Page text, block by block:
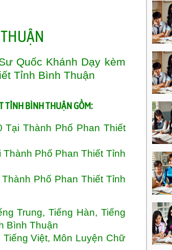
Quốc Khánh Dạy kèm
Tỉnh Bình Thuận
TỈNH BÌNH THUẬN GỒM:
Thành Phố Phan Thiết
Phố Phan Thiết Tỉnh
Phố Phan Thiết Tỉnh
Trung, Tiếng Hàn, Tiếng
Bình Thuận
Việt, Môn Luyện Chữ